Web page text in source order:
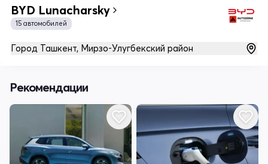
BYD Lunacharsky
15 автомобилей
Город Ташкент, Мирзо-Улугбекский район
Рекомендации